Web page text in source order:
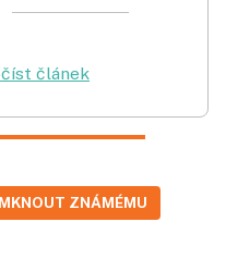
článek
ZNÁMÉMU